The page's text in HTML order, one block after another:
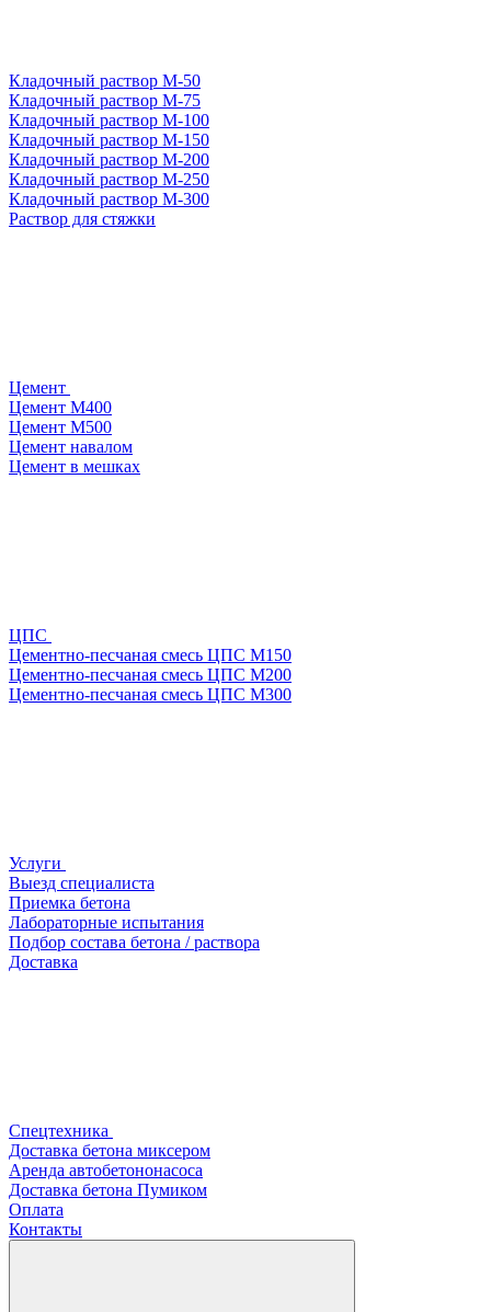
Кладочный раствор М-50
Кладочный раствор М-75
Кладочный раствор М-100
Кладочный раствор М-150
Кладочный раствор М-200
Кладочный раствор М-250
Кладочный раствор М-300
Раствор для стяжки
Цемент
Цемент М400
Цемент М500
Цемент навалом
Цемент в мешках
ЦПС
Цементно-песчаная смесь ЦПС М150
Цементно-песчаная смесь ЦПС М200
Цементно-песчаная смесь ЦПС М300
Услуги
Выезд специалиста
Приемка бетона
Лабораторные испытания
Подбор состава бетона / раствора
Доставка
Спецтехника
Доставка бетона миксером
Аренда автобетононасоса
Доставка бетона Пумиком
Оплата
Контакты